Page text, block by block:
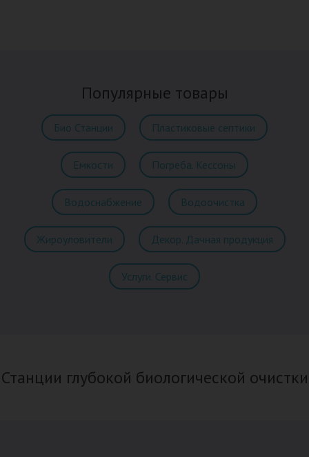
Популярные товары
Био Станции Пластиковые септики
Емкости Погреба. Кессоны
Водоснабжение Водоочистка
Жироуловители Декор. Дачная продукция
Услуги. Сервис
Станции глубокой биологической очистки